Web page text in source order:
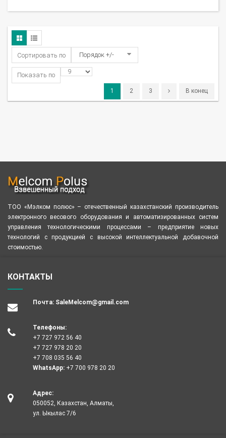
Сортировать по Порядок +/-
Показать по
1 2 3 В конец
ТОО «Мэлком полюс» – отечественный казахстанский производитель
электронного весового оборудования и автоматизированных систем
управления технологическими процессами – предприятие новых
технологий с продукцией с высокой интеллектуальной добавочной
стоимостью.
КОНТАКТЫ
Почта: SaleMelcom@gmail.com
Телефоны:
+7 727 972 56 40
+7 727 978 20 20
+7 708 035 56 40
WhatsApp: +7 700 978 20 20
Адрес:
050052, Казахстан, Алматы,
ул. Ыкылас 7/6